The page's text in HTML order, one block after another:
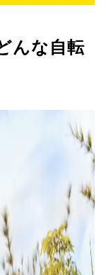
んな自転